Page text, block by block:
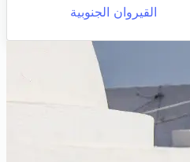
القيروان الجنوبية